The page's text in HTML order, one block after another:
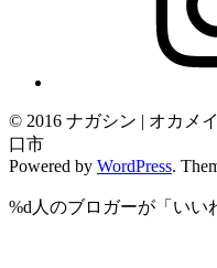
© 2016 ナガシン | オカメ
口市
Powered by WordPress.
%d 人のブロガーが「いい